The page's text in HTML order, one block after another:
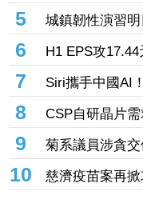
颱 但「1地」
5
城鎮韌性演習
反應冷淡 美媒
6
H1 EPS攻
輝達GB300、
7
Siri攜手中國AI
阿里「千問」
8
CSP自研晶片
2027年底 3奈
9
菊系議員涉貪
瑞隆身邊等著
10
慈濟疫苗案再
民間自購：慘